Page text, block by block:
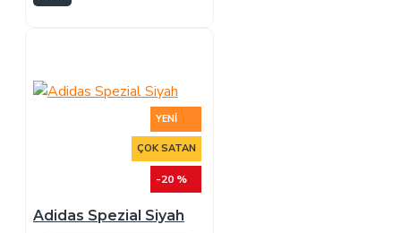
YENI
ÇOK SATAN
-20 %
Adidas Spezial Siyah